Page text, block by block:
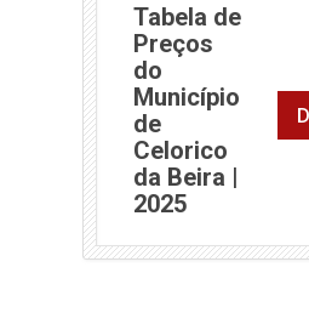
Tabela de
Preços
do
Município
de
Celorico
da Beira |
2025(abre em